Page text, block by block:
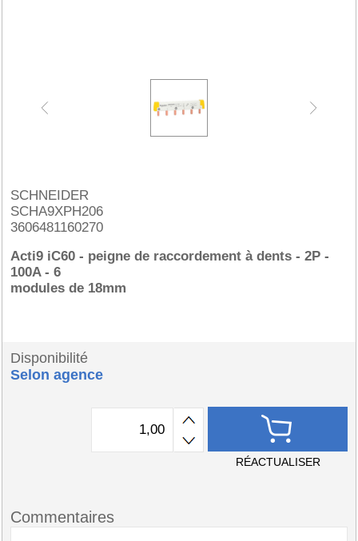
SCHNEIDER
SCHA9XPH206
3606481160270
Acti9 iC60 - peigne de raccordement à dents - 2P -
100A - 6
modules de 18mm
Disponibilité
Selon agence
RÉACTUALISER
Commentaires